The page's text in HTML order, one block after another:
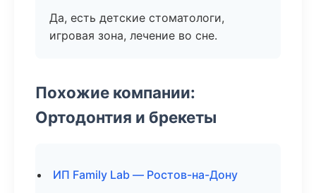
Да, есть детские стоматологи,
игровая зона, лечение во сне.
Похожие компании:
Ортодонтия и брекеты
ИП Family Lab — Ростов-на-Дону